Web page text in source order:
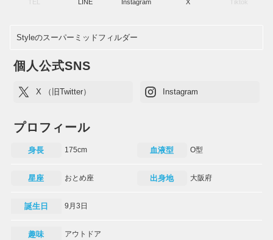
LINE Instagram X Tiktok
Styleのスーパーミッドフィルダー
個人公式SNS
X （旧Twitter） Instagram
プロフィール
身長 175cm 血液型 O型
星座 おとめ座 出身地 大阪府
誕生日 9月3日
趣味 アウトドア